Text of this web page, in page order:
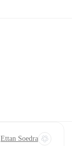
Ettan Soedra